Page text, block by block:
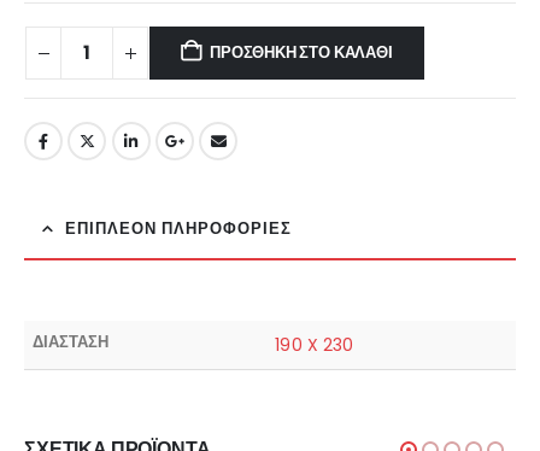
ΠΡΟΣΘΉΚΗ ΣΤΟ ΚΑΛΆΘΙ
ΕΠΙΠΛΈΟΝ ΠΛΗΡΟΦΟΡΊΕΣ
ΔΙΑΣΤΑΣΗ 190 X 230